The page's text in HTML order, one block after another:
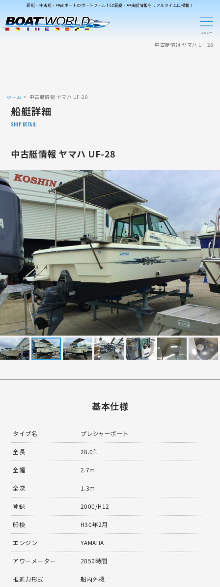
新艇・中古艇・中古ボートのボートワールドは新艇・中古艇情報をリアルタイムに掲載！
中古艇情報 ヤマハ UF-28
ホーム 中古艇情報 ヤマハ UF-28
船艇詳細
SHIP DETAIL
中古艇情報 ヤマハ UF-28
基本仕様
タイプ名 プレジャーボート
全長 28.0ft
全幅 2.7m
全深 1.3m
登録 2000/H12
船検 H30年2月
エンジン YAMAHA
アワーメーター 2850時間
推進力形式 船内外機